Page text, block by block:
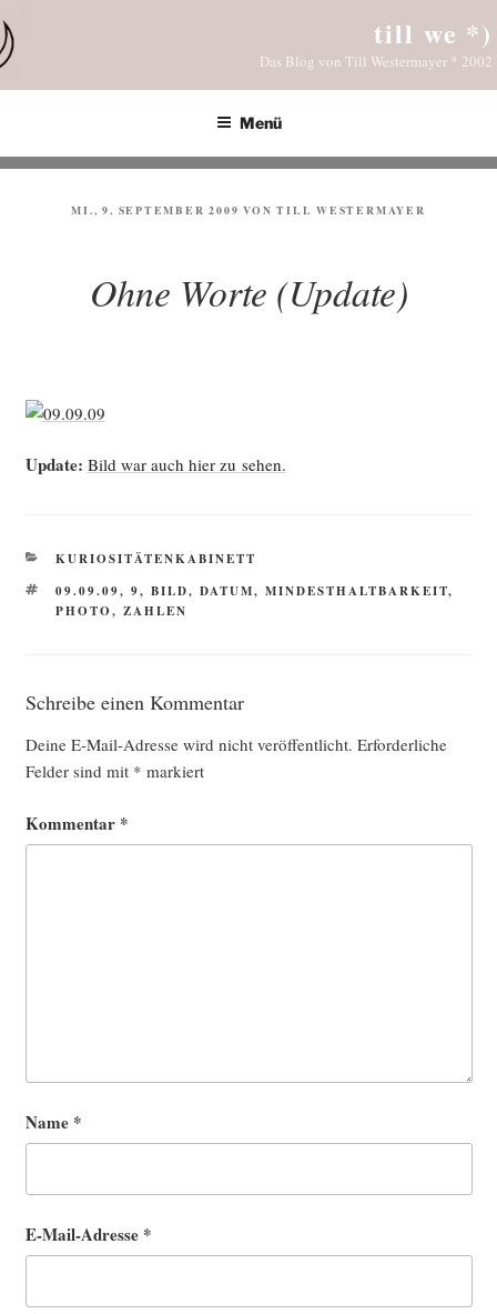
Inhalt
springen
till we *)
Das Blog von Till Westermayer * 2002
Menü
VERÖFFENTLICHT
MI., 9. SEPTEMBER 2009 VONTILL WESTERMAYER
Ohne Worte (Update)
Update: Bild war auch hier zu sehen.
KATEGORIEN
KURIOSITÄTENKABINETT
SCHLAGWÖRTER
09.09.09, 9, BILD, DATUM, MINDESTHALTBARKEIT,
PHOTO, ZAHLEN
Schreibe einen Kommentar
Deine E-Mail-Adresse wird nicht veröffentlicht. Erforderliche
Felder sind mit * markiert
Kommentar *
Name *
E-Mail-Adresse *